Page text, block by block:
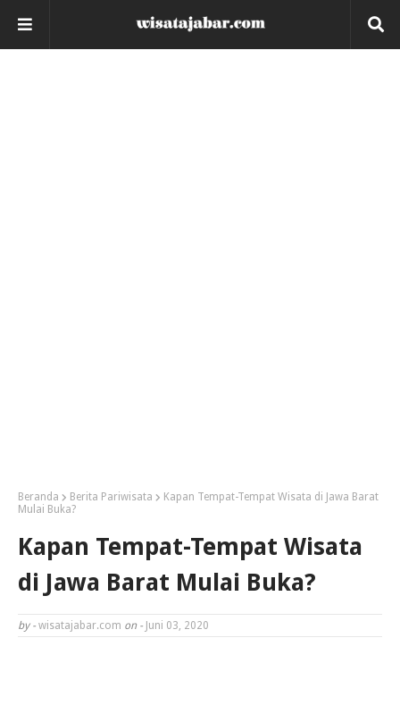
Beranda Berita Pariwisata
Kapan Tempat-Tempat Wisata di Jawa Barat
Mulai Buka?
Kapan Tempat-Tempat Wisata
di Jawa Barat Mulai Buka?
by - wisatajabar.com on - Juni 03, 2020